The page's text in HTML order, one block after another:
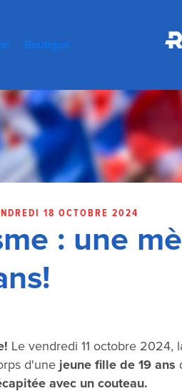
Boutique
18 OCTOBRE 2024
: une
Le vendredi 11 octobre
d'une jeune fille de 19 ans
avec un couteau.